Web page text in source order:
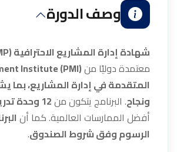
وصف الدورة
شهادة إدارة المشاريع الاحترافية (PMP)
معتمدة دوليًا منInstitute (PMI)
المتقدمة في إدارة المشاريع، بما
ونجاح. البرنامج يتكون من12 وحدة تدريبية بإجمالي 35 ساعة
أفضل الممارسات العالمية. كما أن
الرسوم وفق شروط الصندوق.